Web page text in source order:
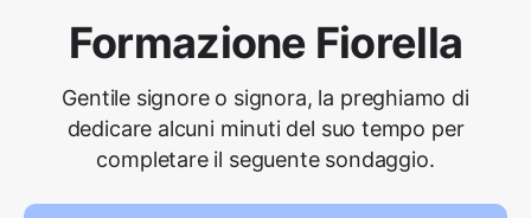
Formazione Fiorella
Gentile signore o signora, la preghiamo di
dedicare alcuni minuti del suo tempo per
completare il seguente sondaggio.